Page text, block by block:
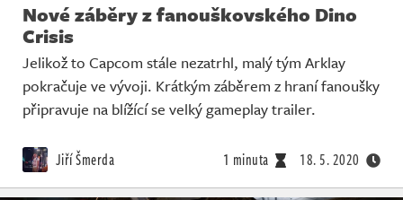
Nové záběry z fanouškovského Dino
Crisis
Jelikož to Capcom stále nezatrhl, malý tým Arklay
pokračuje ve vývoji. Krátkým záběrem z hraní fanoušky
připravuje na blížící se velký gameplay trailer.
Jiří Šmerda 1 minuta 18. 5. 2020